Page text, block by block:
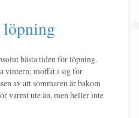
löpning
bästa tiden för löpning.
vintern; moffat i sig för
av att sommaren är bakom
varmt ute än, men heller inte